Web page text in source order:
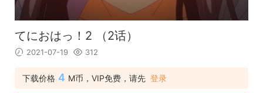
てにおはっ！2 （2话）
2021-07-19 312
下载价格 4 M币，VIP免费，请先 登录